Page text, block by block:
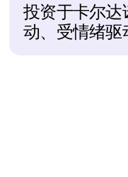
投资于卡尔
动、受情绪驱